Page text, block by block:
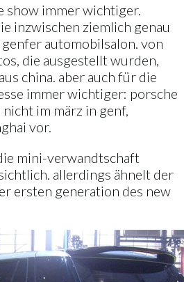
show immer wichtiger.
inzwischen ziemlich genau
automobilsalon. von
die ausgestellt wurden,
china. aber auch für die
immer wichtiger: porsche
im märz in genf,
vor.
mini-verwandtschaft
allerdings ähnelt der
ersten generation des new